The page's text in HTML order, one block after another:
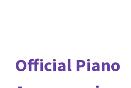
Official Piano